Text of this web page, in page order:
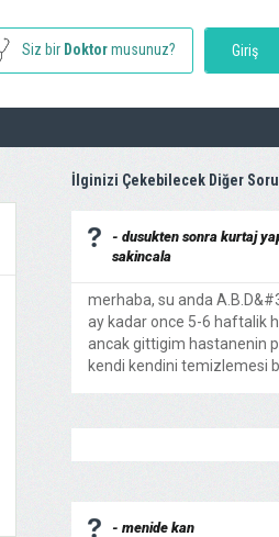
Siz bir Doktormusunuz? Giriş
İlginizi Çekebilecek Diğer
- dusukten sonra kurtaj
sakincala
merhaba, su anda
ay kadar once 5-6 haftalik
ancak gittigim hastanenin
kendi kendini temizlemesi
- menide kan